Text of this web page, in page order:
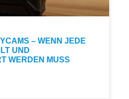
– WENN JEDE
UND
WERDEN MUSS